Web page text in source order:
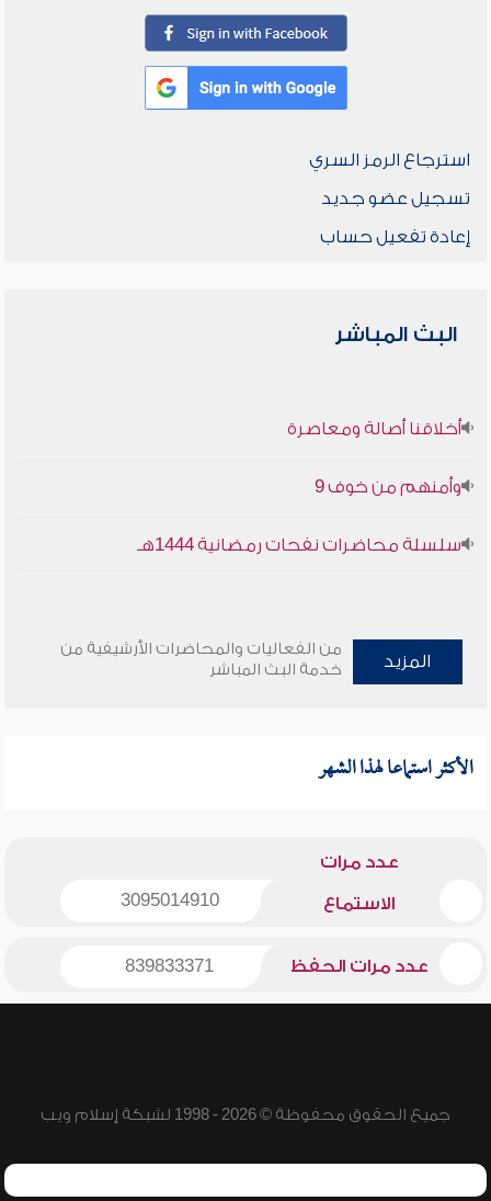
استرجاع الرمز السري
تسجيل عضو جديد
إعادة تفعيل حساب
البث المباشر
أخلاقنا أصالة ومعاصرة
وأمنهم من خوف 9
سلسلة محاضرات نفحات رمضانية 1444هـ
المزيد
من الفعاليات والمحاضرات الأرشيفية من
خدمة البث المباشر
الأكثر استماعا لهذا الشهر
عدد مرات
الاستماع 3095014910
عدد مرات الحفظ 839833371
جميع الحقوق محفوظة © 2026 - 1998 لشبكة إسلام ويب